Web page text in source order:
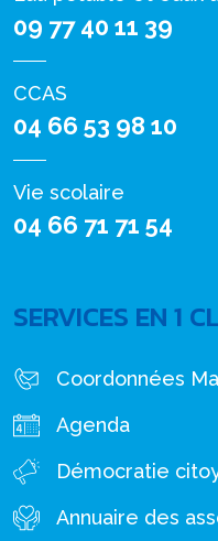
09 77 40 11 39
CCAS
04 66 53 98 10
Vie scolaire
04 66 71 71 54
SERVICES EN 1
Coordonnées
Agenda
Démocratie
Annuaire des